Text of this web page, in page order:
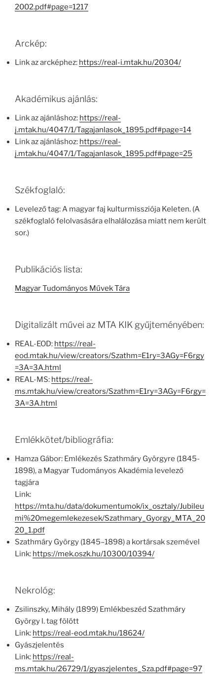
2002.pdf#page=1217
Arckép:
Link az arcképhez: https://real-i.mtak.hu/20304/
Akadémikus ajánlás:
Link az ajánláshoz: https://real-
j.mtak.hu/4047/1/Tagajanlasok_1895.pdf#page=14
Link az ajánláshoz: https://real-
j.mtak.hu/4047/1/Tagajanlasok_1895.pdf#page=25
Székfoglaló:
Levelező tag: A magyar faj kulturmissziója Keleten. (A
székfoglaló felolvasására elhalálozása miatt nem került
sor.)
Publikációs lista:
Magyar Tudományos Művek Tára
Digitalizált művei az MTA KIK gyűjteményében:
REAL-EOD: https://real-
eod.mtak.hu/view/creators/Szathm=E1ry=3AGy=F6rgy
=3A=3A.html
REAL-MS: https://real-
ms.mtak.hu/view/creators/Szathm=E1ry=3AGy=F6rgy=
3A=3A.html
Emlékkötet/bibliográfia:
Hamza Gábor: Emlékezés Szathmáry Györgyre (1845-
1898), a Magyar Tudományos Akadémia levelező
tagjára
Link:
https://mta.hu/data/dokumentumok/ix_osztaly/Jubileu
mi%20megemlekezesek/Szathmary_Gyorgy_MTA_20
20_1.pdf
Szathmáry György (1845–1898) a kortársak szemével
Link: https://mek.oszk.hu/10300/10394/
Nekrológ:
Zsilinszky, Mihály (1899) Emlékbeszéd Szathmáry
György l. tag fölött
Link: https://real-eod.mtak.hu/18624/
Gyászjelentés
Link: https://real-
ms.mtak.hu/26729/1/gyaszjelentes_Sza.pdf#page=97